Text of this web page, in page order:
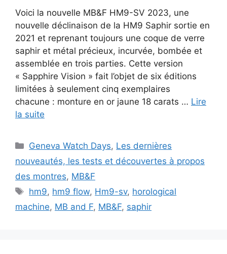
Voici la nouvelle MB&F HM9-SV 2023, une
nouvelle déclinaison de la HM9 Saphir sortie en
2021 et reprenant toujours une coque de verre
saphir et métal précieux, incurvée, bombée et
assemblée en trois parties. Cette version
« Sapphire Vision » fait l’objet de six éditions
limitées à seulement cinq exemplaires
chacune : monture en or jaune 18 carats … Lire
la suite
Catégories
Geneva Watch Days, Les dernières
nouveautés, les tests et découvertes à propos
des montres, MB&F
Étiquettes
hm9, hm9 flow, Hm9-sv, horological
machine, MB and F, MB&F, saphir